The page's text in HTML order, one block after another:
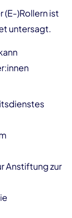
(E-)Rollern ist
untersagt.
Anstiftung zur